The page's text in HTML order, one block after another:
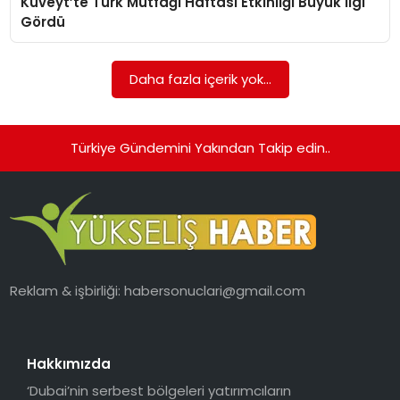
Gördü
Daha fazla içerik yok...
Türkiye Gündemini Yakından Takip edin..
Reklam & işbirliği:habersonuclari@gmail.com
Hakkımızda
‘Dubai’nin serbest bölgeleri yatırımcıların